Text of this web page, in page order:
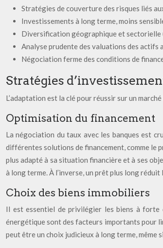
Stratégies de couverture des risques liés
Investissements à long terme, moins
Diversification géographique et
Analyse prudente des valuations des actifs
Négociation ferme des conditions de
Stratégies
L’adaptation est la clé pour réussir sur un
Optimisation du financement
La négociation du taux avec les banques est
différentes solutions de financement, comme le
plus adapté à sa situation financière et à ses
à long terme. À l’inverse, un prêt plus long
Choix des biens immobiliers
Il est essentiel de privilégier les biens à forte
énergétique sont des facteurs importants pour
peut être un choix judicieux à long terme, même